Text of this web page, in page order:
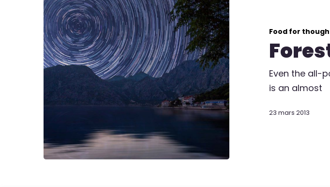
Food for
Even the all-
is an almost
23 mars 2013